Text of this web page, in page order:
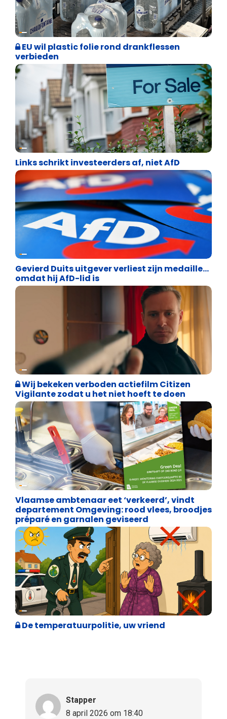
Vrijheid
EU wil plastic folie rond drankflessen
verbieden
Vrijheid
Links schrikt investeerders af, niet AfD
Gevierd Duits uitgever verliest zijn medaille…
omdat hij AfD-lid is
Weekblad 't Pallieterke
Wij bekeken verboden actiefilm Citizen
Vigilante zodat u het niet hoeft te doen
Vrijheid
Vlaamse ambtenaar eet ‘verkeerd’, vindt
departement Omgeving: rood vlees, broodjes
préparé en garnalen geviseerd
Weekblad 't Pallieterke
De temperatuurpolitie, uw vriend
Stapper
8 april 2026 om 18:40